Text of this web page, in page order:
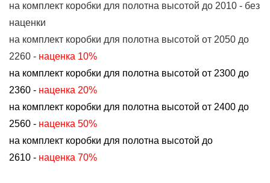
на комплект коробки для полотна высотой до 2010 - без
наценки
на комплект коробки для полотна высотой от 2050 до
2260 - наценка 10%
на комплект коробки для полотна высотой от 2300 до
2360 - наценка 20%
на комплект коробки для полотна высотой от 2400 до
2560 - наценка 50%
на комплект коробки для полотна высотой до
2610 - наценка 70%